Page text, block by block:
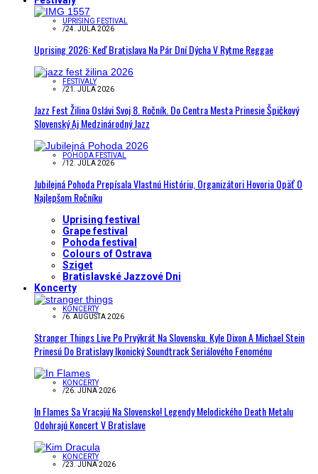
UPRISING FESTIVAL
/24. JÚLA 2026
Uprising 2026: Keď Bratislava Na Pár Dní Dýcha V Rytme Reggae
FESTIVALY
/21. JÚLA 2026
Jazz Fest Žilina Oslávi Svoj 8. Ročník. Do Centra Mesta Prinesie Špičkový
Slovenský Aj Medzinárodný Jazz
POHODA FESTIVAL
/12. JÚLA 2026
Jubilejná Pohoda Prepísala Vlastnú Históriu, Organizátori Hovoria Opäť O
Najlepšom Ročníku
Uprising festival
Grape festival
Pohoda festival
Colours of Ostrava
Sziget
Bratislavské Jazzové Dni
Koncerty
KONCERTY
/6. AUGUSTA 2026
Stranger Things Live Po Prvýkrát Na Slovensku. Kyle Dixon A Michael Stein
Prinesú Do Bratislavy Ikonický Soundtrack Seriálového Fenoménu
KONCERTY
/26. JÚNA 2026
In Flames Sa Vracajú Na Slovensko! Legendy Melodického Death Metalu
Odohrajú Koncert V Bratislave
KONCERTY
/23. JÚNA 2026